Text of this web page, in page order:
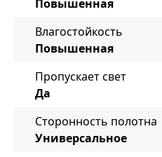
Повышенная
Влагостойкость
Повышенная
Пропускает свет
Да
Сторонность полотна
Универсальное